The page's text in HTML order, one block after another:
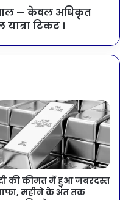
— केवल अधिकृत
टिकट ।
की कीमत में हुआ जबरदस्त
महीने के अंत तक